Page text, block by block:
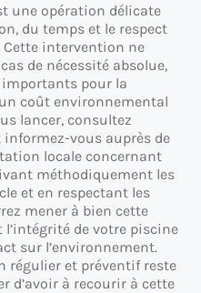
une opération délicate
du temps et le respect
Cette intervention ne
de nécessité absolue,
importants pour la
coût environnemental
lancer, consultez
vous auprès de
locale concernant
méthodiquement les
et en respectant les
mener à bien cette
de votre piscine
sur l’environnement.
régulier et préventif reste
d’avoir à recourir à cette